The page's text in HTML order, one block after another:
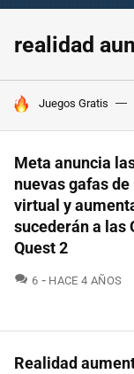
realidad
HOY SE HABLA DE
Juegos Gratis
Meta anuncia
nuevas gafas de
virtual y
sucederán a las
Quest 2
6 COMENTARIOS
HACE 4 AÑOS
Realidad